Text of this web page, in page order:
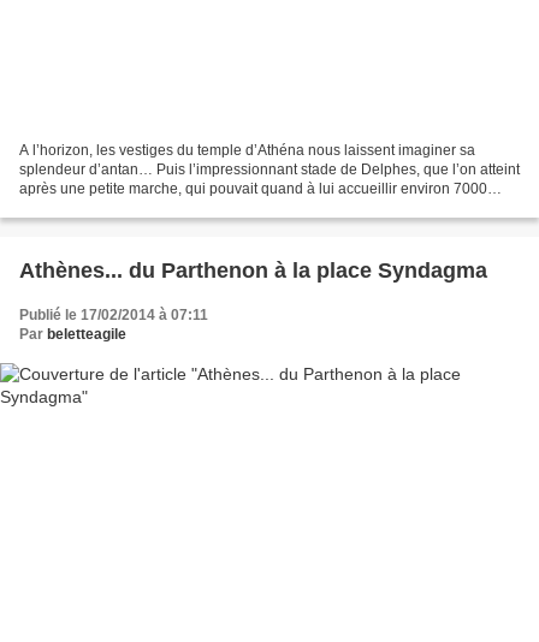
A l’horizon, les vestiges du temple d’Athéna nous laissent imaginer sa
splendeur d’antan… Puis l’impressionnant stade de Delphes, que l’on atteint
après une petite marche, qui pouvait quand à lui accueillir environ 7000
Athènes... du Parthenon à la place Syndagma
Publié le 17/02/2014 à 07:11
Par beletteagile